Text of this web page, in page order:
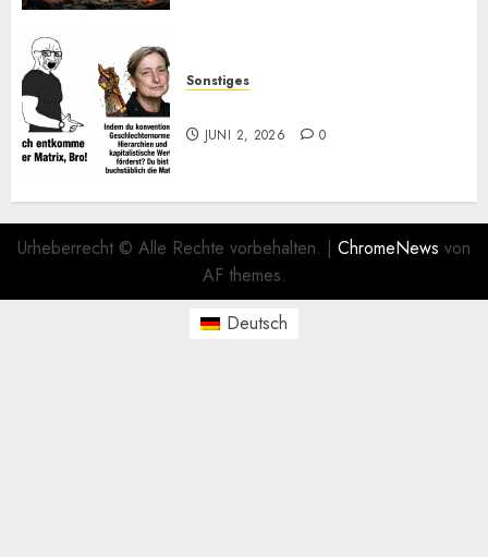
Sonstiges
JUNI 2, 2026 0
Urheberrecht © Alle Rechte vorbehalten. | ChromeNews von
AF themes.
Deutsch